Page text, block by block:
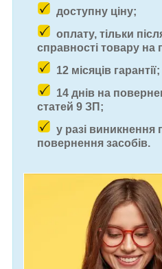
доступну ціну;
оплату, тільки
справності товару на
12 місяців гарантії;
14 днів на
статей 9 ЗП;
у разі
повернення засобів.